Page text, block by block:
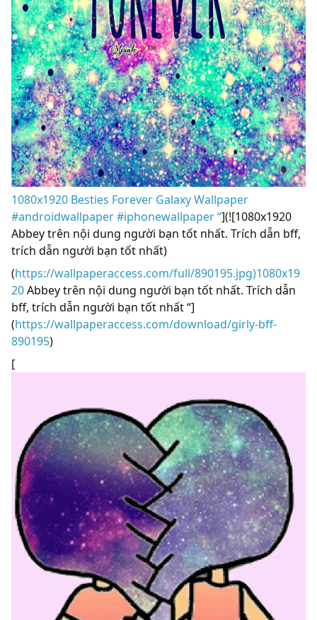
1080x1920 Besties Forever Galaxy Wallpaper
#androidwallpaper #iphonewallpaper “](![1080x1920
Abbey trên nội dung người bạn tốt nhất. Trích dẫn bff,
trích dẫn người bạn tốt nhất)
(https://wallpaperaccess.com/full/890195.jpg)1080x19
20Abbey trên nội dung người bạn tốt nhất. Trích dẫn
bff, trích dẫn người bạn tốt nhất “]
(https://wallpaperaccess.com/download/girly-bff-
890195)
[